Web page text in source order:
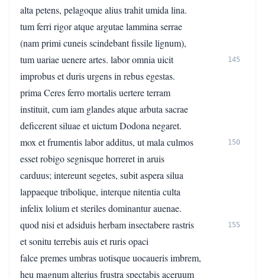
alta petens, pelagoque alius trahit umida lina.
tum ferri rigor atque argutae lammina serrae
(nam primi cuneis scindebant fissile lignum),
tum uariae uenere artes. labor omnia uicit
145
improbus et duris urgens in rebus egestas.
prima Ceres ferro mortalis uertere terram
instituit, cum iam glandes atque arbuta sacrae
deficerent siluae et uictum Dodona negaret.
mox et frumentis labor additus, ut mala culmos
150
esset robigo segnisque horreret in aruis
carduus; intereunt segetes, subit aspera silua
lappaeque tribolique, interque nitentia culta
infelix lolium et steriles dominantur auenae.
quod nisi et adsiduis herbam insectabere rastris
155
et sonitu terrebis auis et ruris opaci
falce premes umbras uotisque uocaueris imbrem,
heu magnum alterius frustra spectabis aceruum